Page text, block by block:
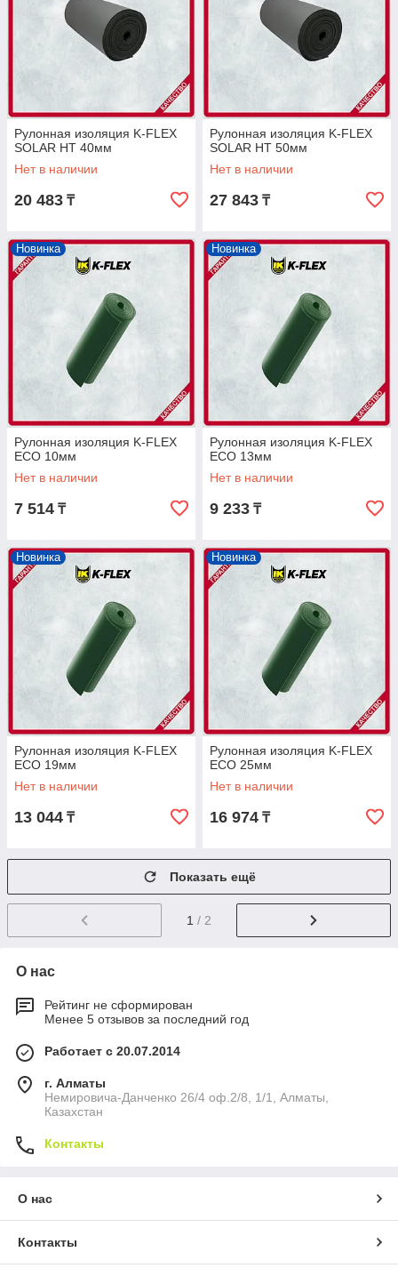
Рулонная изоляция K-FLEX
SOLAR HT 40мм
Нет в наличии
20 483 ₸
Рулонная изоляция K-FLEX
SOLAR HT 50мм
Нет в наличии
27 843 ₸
Новинка
Рулонная изоляция K-FLEX
ECO 10мм
Нет в наличии
7 514 ₸
Новинка
Рулонная изоляция K-FLEX
ECO 13мм
Нет в наличии
9 233 ₸
Новинка
Рулонная изоляция K-FLEX
ECO 19мм
Нет в наличии
13 044 ₸
Новинка
Рулонная изоляция K-FLEX
ECO 25мм
Нет в наличии
16 974 ₸
Показать ещё
1 / 2
О нас
Рейтинг не сформирован
Менее 5 отзывов за последний год
Работает с 20.07.2014
г. Алматы
Немировича-Данченко 26/4 оф.2/8, 1/1, Алматы,
Казахстан
Контакты
О нас
Контакты